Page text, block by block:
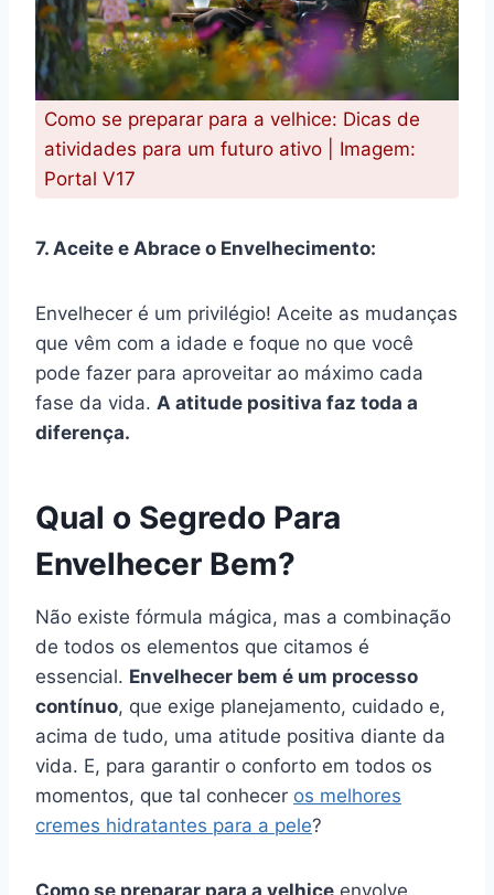
Como se preparar para a velhice: Dicas de
atividades para um futuro ativo | Imagem:
Portal V17
7. Aceite e Abrace o Envelhecimento:
Envelhecer é um privilégio! Aceite as mudanças
que vêm com a idade e foque no que você
pode fazer para aproveitar ao máximo cada
fase da vida. A atitude positiva faz toda a
diferença.
Qual o Segredo Para
Envelhecer Bem?
Não existe fórmula mágica, mas a combinação
de todos os elementos que citamos é
essencial. Envelhecer bem é um processo
contínuo, que exige planejamento, cuidado e,
acima de tudo, uma atitude positiva diante da
vida. E, para garantir o conforto em todos os
momentos, que tal conhecer os melhores
cremes hidratantes para a pele?
Como se preparar para a velhice envolve